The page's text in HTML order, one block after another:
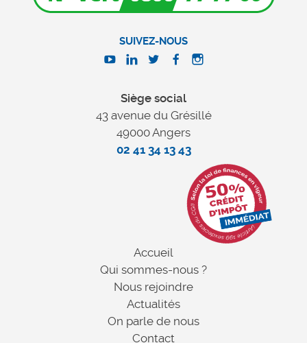
Siège social
43 avenue du Grésillé
49000 Angers
02 41 34 13 43
SUIVEZ-NOUS
Accueil
Qui sommes-nous ?
Nous rejoindre
Actualités
On parle de nous
Contact